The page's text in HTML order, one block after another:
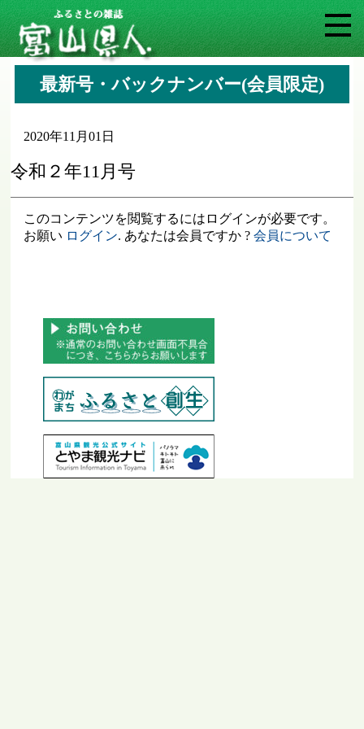
最新号・バックナンバー(会員限定)
2020年11月01日
令和２年11月号
このコンテンツを閲覧するにはログインが必要です。
お願い ログイン. あなたは会員ですか ?会員について